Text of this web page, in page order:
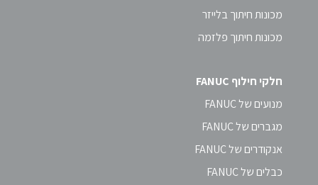
מכונות חיתוך בלייזר
מכונות חיתוך פלזמה
חלקי חילוף FANUC
מנועים של FANUC
מגברים של FANUC
אנקודרים של FANUC
כבלים של FANUC